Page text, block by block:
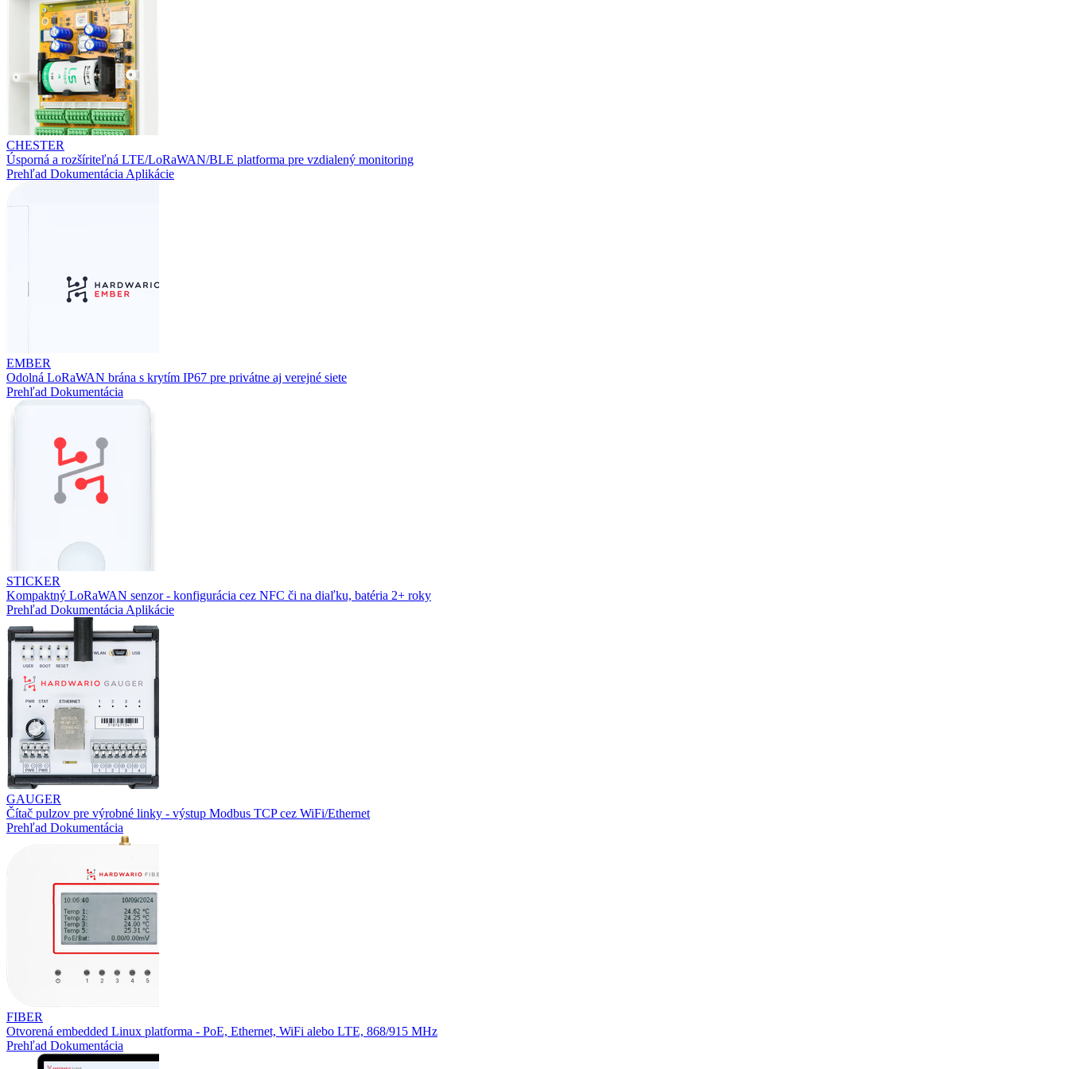
CHESTER
Úsporná a rozšíriteľná LTE/LoRaWAN/BLE platforma pre vzdialený monitoring
Prehľad Dokumentácia Aplikácie
EMBER
Odolná LoRaWAN brána s krytím IP67 pre privátne aj verejné siete
Prehľad Dokumentácia
STICKER
Kompaktný LoRaWAN senzor - konfigurácia cez NFC či na diaľku, batéria 2+ roky
Prehľad Dokumentácia Aplikácie
GAUGER
Čítač pulzov pre výrobné linky - výstup Modbus TCP cez WiFi/Ethernet
Prehľad Dokumentácia
FIBER
Otvorená embedded Linux platforma - PoE, Ethernet, WiFi alebo LTE, 868/915 MHz
Prehľad Dokumentácia